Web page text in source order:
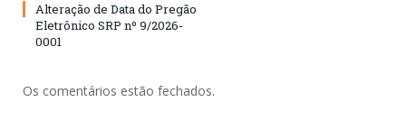
Alteração de Data do Pregão
Eletrônico SRP nº 9/2026-
0001
Os comentários estão fechados.